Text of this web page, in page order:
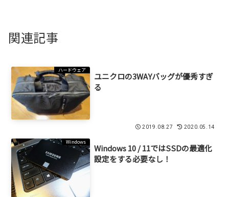
関連記事
ハードウェア
ユニクロの3WAYバッグが優秀すぎ
る
2019.08.27 2020.05.14
Windows
Windows 10 / 11ではSSDの最適化
設定をする必要なし！